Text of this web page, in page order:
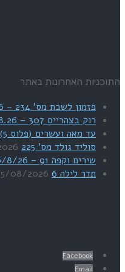
התוכניות האחרונות באתר
פזמון לשבת מס' 234 – 7.8.2026 – נתן כהן בן 75
רוק בצהריים 307 – 07.08.26 – Uriel's Choices
עד מאה ועשרים (פלוס 5) – SATCHMO
סוליד גולד מס' 225
שירים וקפה 91 – 6/8/26
תדר לילה 6
08/2026
Facebook
Email